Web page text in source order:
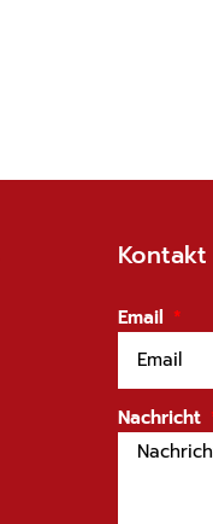
Kontakt
Email
Nachricht